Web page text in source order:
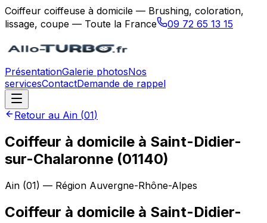
Coiffeur coiffeuse à domicile — Brushing, coloration,
lissage, coupe — Toute la France
09 72 65 13 15
PrésentationGalerie photosNos
servicesContactDemande de rappel
Retour au Ain (01)
Coiffeur à domicile à Saint-Didier-
sur-Chalaronne (01140)
Ain (01) — Région Auvergne-Rhône-Alpes
Coiffeur à domicile à Saint-Didier-